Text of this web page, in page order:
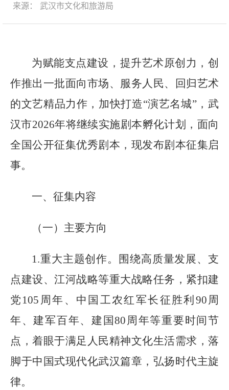
来源： 武汉市文化和旅游局
为赋能支点建设，提升艺术原创力 ， 创
作推出一批面向市场、服务人民、回归艺术
的文艺精品力作，加快打造“演艺名城”，武
汉市2026年将继续实施剧本孵化计划 ，面向
全国公开征集优秀剧本， 现发布剧本征集启
事。
一、征集内容
（一）主要方向
1.重大主题创作。围绕高质量发展、支
点建设、江河战略等重大战略任务，紧扣建
党105周年、中国工农红军长征胜利90周
年、建军百年、建国80周年等重要时间节
点，着眼于满足人民精神文化生活需求，落
脚于中国式现代化武汉篇章，弘扬时代主旋
律。